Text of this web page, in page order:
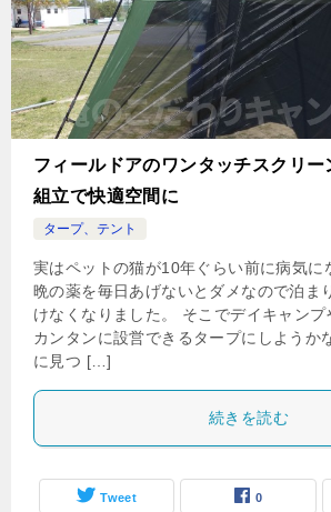
フィールドアのワンタッチスクリー
組立で快適空間に
タープ、テント
実はペットの猫が10年ぐらい前に病気に
晩の薬を毎日あげないとダメなので泊ま
けなくなりました。 そこでデイキャンプ
カンタンに設営できるタープにしようか
に見つ […]
続きを読む
Tweet 0